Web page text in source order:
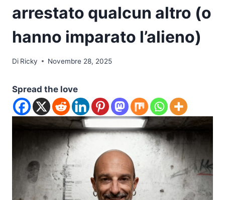
arrestato qualcun altro (o
hanno imparato l’alieno)
Di Ricky Novembre 28, 2025
Spread the love